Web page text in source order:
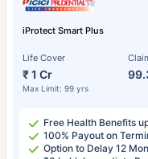
iProtect Smart Plus
Life Cover
₹ 1 Cr
Max Limit: 99 yrs
Free Health Benefits
100% Payout on
Option to Delay 12